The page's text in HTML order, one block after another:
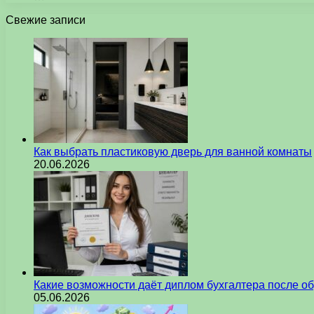
Свежие записи
Как выбрать пластиковую дверь для ванной комнаты
20.06.2026
Какие возможности даёт диплом бухгалтера после
05.06.2026